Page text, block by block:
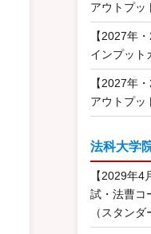
アウトプッ
【2027年
インプット
【2027年
アウトプッ
法科大学
【2029年4
試・法曹コ
（スタンダ